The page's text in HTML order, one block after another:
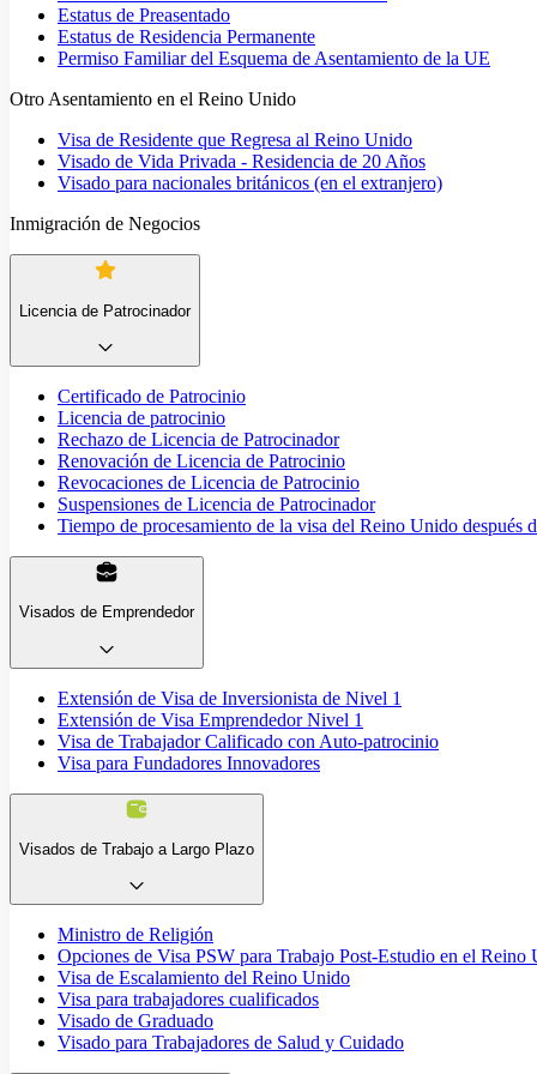
Estatus de Preasentado
Estatus de Residencia Permanente
Permiso Familiar del Esquema de Asentamiento de la UE
Otro Asentamiento en el Reino Unido
Visa de Residente que Regresa al Reino Unido
Visado de Vida Privada - Residencia de 20 Años
Visado para nacionales británicos (en el extranjero)
Inmigración de Negocios
Licencia de Patrocinador
Certificado de Patrocinio
Licencia de patrocinio
Rechazo de Licencia de Patrocinador
Renovación de Licencia de Patrocinio
Revocaciones de Licencia de Patrocinio
Suspensiones de Licencia de Patrocinador
Tiempo de procesamiento de la visa del Reino Unido después
Visados de Emprendedor
Extensión de Visa de Inversionista de Nivel 1
Extensión de Visa Emprendedor Nivel 1
Visa de Trabajador Calificado con Auto-patrocinio
Visa para Fundadores Innovadores
Visados de Trabajo a Largo Plazo
Ministro de Religión
Opciones de Visa PSW para Trabajo Post-Estudio en el Reino
Visa de Escalamiento del Reino Unido
Visa para trabajadores cualificados
Visado de Graduado
Visado para Trabajadores de Salud y Cuidado